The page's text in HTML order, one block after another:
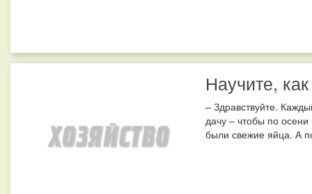
Научите,
– Здравствуйте.
дачу – чтобы по
были свежие яйца. А